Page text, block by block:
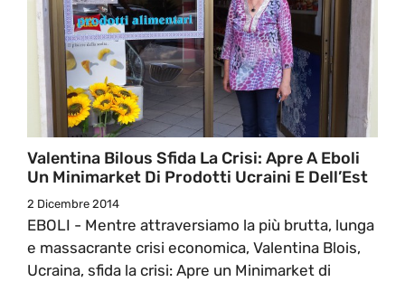
Valentina Bilous Sfida La Crisi: Apre A Eboli
Un Minimarket Di Prodotti Ucraini E Dell’Est
2 Dicembre 2014
EBOLI - Mentre attraversiamo la più brutta, lunga
e massacrante crisi economica, Valentina Blois,
Ucraina, sfida la crisi: Apre un Minimarket di